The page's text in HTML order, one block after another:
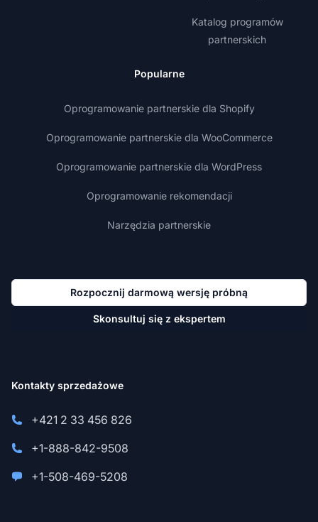
Katalog programów
partnerskich
Popularne
Oprogramowanie partnerskie dla Shopify
Oprogramowanie partnerskie dla WooCommerce
Oprogramowanie partnerskie dla WordPress
Oprogramowanie rekomendacji
Narzędzia partnerskie
Rozpocznij darmową wersję próbną
Skonsultuj się z ekspertem
Kontakty sprzedażowe
+421 2 33 456 826
+1-888-842-9508
+1-508-469-5208